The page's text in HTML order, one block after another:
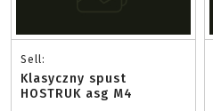
Sell:
Klasyczny spust
HOSTRUK asg M4